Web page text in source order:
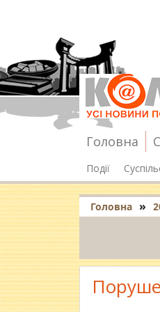
Головна
Події
Головна »